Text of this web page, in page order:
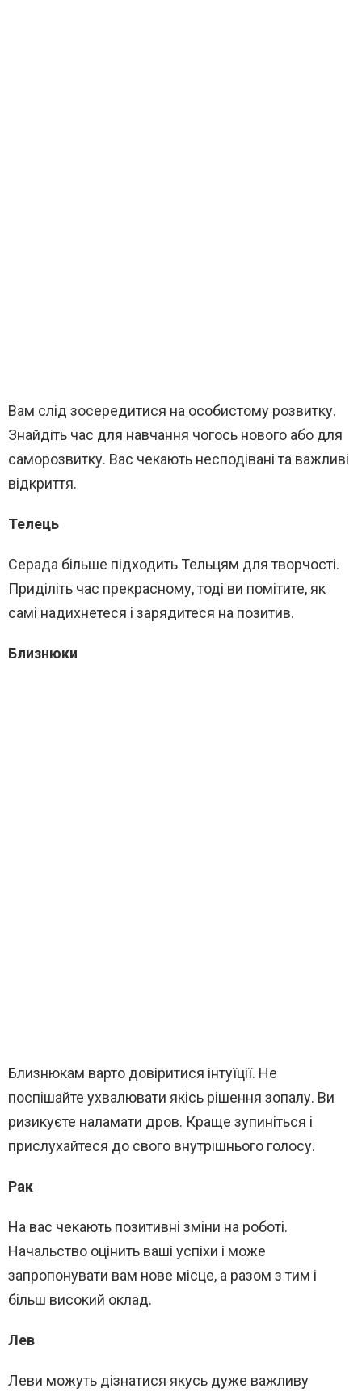
Вам слід зосередитися на особистому розвитку.
Знайдіть час для навчання чогось нового або для
саморозвитку. Вас чекають несподівані та важливі
відкриття.
Телець
Серада більше підходить Тельцям для творчості.
Приділіть час прекрасному, тоді ви помітите, як
самі надихнетеся і зарядитеся на позитив.
Близнюки
Близнюкам варто довіритися інтуїції. Не
поспішайте ухвалювати якісь рішення зопалу. Ви
ризикуєте наламати дров. Краще зупиніться і
прислухайтеся до свого внутрішнього голосу.
Рак
На вас чекають позитивні зміни на роботі.
Начальство оцінить ваші успіхи і може
запропонувати вам нове місце, а разом з тим і
більш високий оклад.
Лев
Леви можуть дізнатися якусь дуже важливу